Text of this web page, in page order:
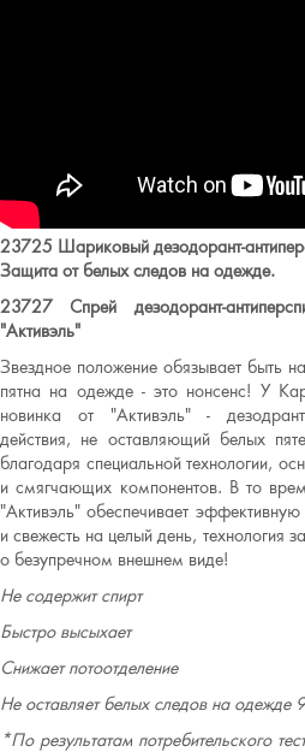
23725 Шариковый дезодорант-
Защита от белых следов на одежде.
23727 Спрей дезодорант-
"Активэль"
Звездное положение обязывает быть
пятна на одежде - это нонсенс! У
новинка от "Активэль" - дезодрант-
действия, не оставляющий белых
благодаря специальной технологии,
и смягчающих компонентов. В то
"Активэль" обеспечивает
и свежесть на целый день, технология
о безупречном внешнем виде!
Не содержит спирт
Быстро высыхает
Снижает потоотделение
Не оставляет белых следов на одежде
*По результатам потребительского